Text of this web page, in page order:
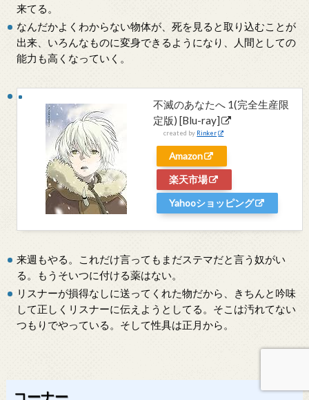
来てる。
なんだかよくわからない物体が、死を見ると取り込むことが
出来、いろんなものに変身できるようになり、人間としての
能力も高くなっていく。
不滅のあなたへ 1(完全生産限
定版) [Blu-ray]
created by Rinker
Amazon
楽天市場
Yahooショッピング
来週もやる。これだけ言ってもまだステマだと言う奴がい
る。もうそいつに付ける薬はない。
リスナーが損得なしに送ってくれた物だから、きちんと吟味
して正しくリスナーに伝えようとしてる。そこは汚れてない
つもりでやっている。そして性具は正月から。